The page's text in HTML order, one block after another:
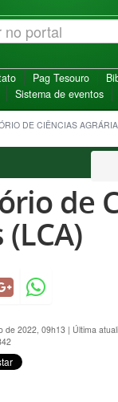
Pag Tesouro
Sistema de eventos
DE CIÊNCIAS
de
de 2022, 09h13 | Última